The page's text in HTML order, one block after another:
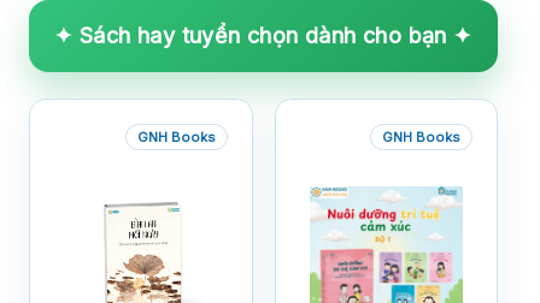
✦ Sách hay tuyển chọn dành cho bạn ✦
GNH Books GNH Books